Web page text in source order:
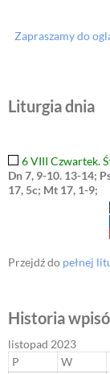
Zapraszamy do
Liturgia dnia
6 VIII Czwartek.
Dn 7, 9-10. 13-14;
17, 5c; Mt 17, 1-9;
Przejdź do pełnej
Historia
listopad 2023
P
W